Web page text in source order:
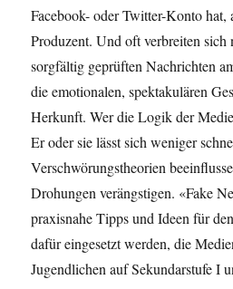
Facebook- oder Twitter-Konto hat,
Produzent. Und oft verbreiten sich
sorgfältig geprüften Nachrichten
die emotionalen, spektakulären
Herkunft. Wer die Logik der
Er oder sie lässt sich weniger
Verschwörungstheorien
Drohungen verängstigen. «Fake
praxisnahe Tipps und Ideen für
dafür eingesetzt werden, die
Jugendlichen auf Sekundarstufe I